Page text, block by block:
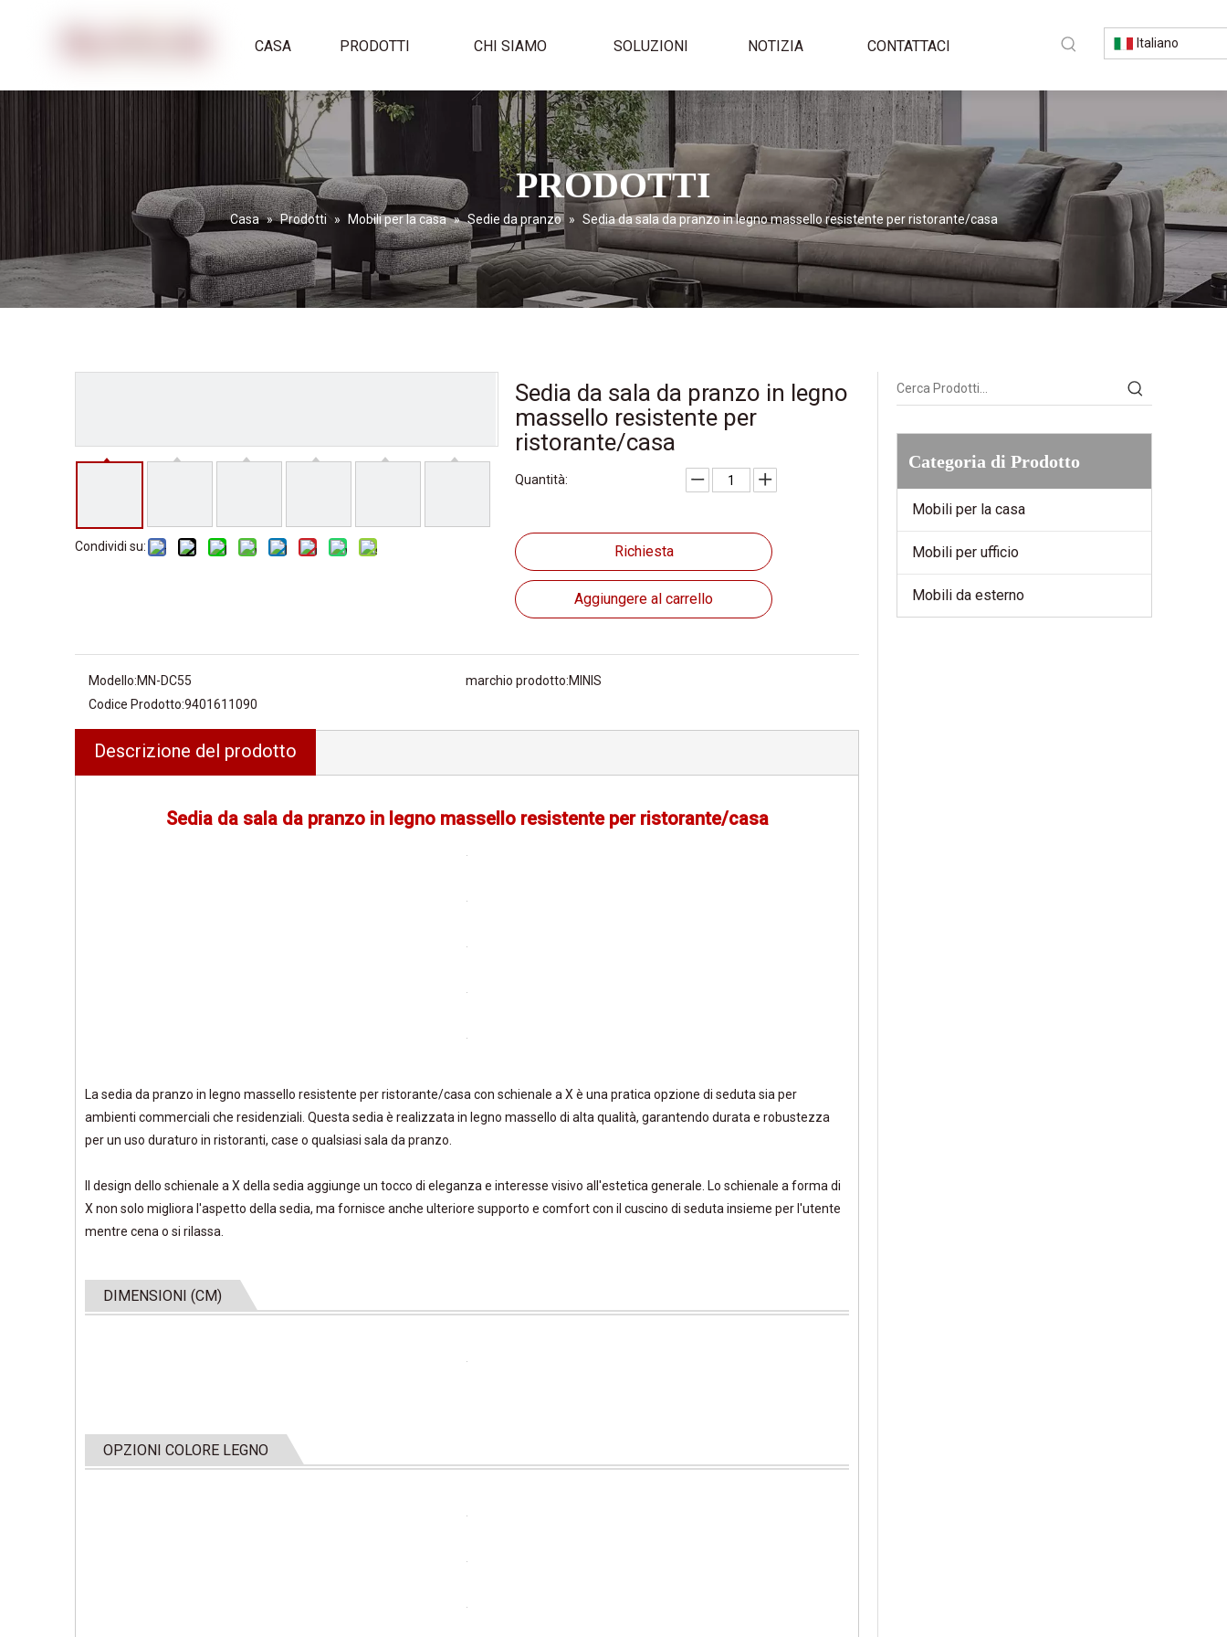
CASA PRODOTTI CHI SIAMO SOLUZIONI NOTIZIA CONTATTACI Italiano
PRODOTTI
Casa » Prodotti » Mobili per la casa » Sedie da pranzo » Sedia da sala da pranzo in legno massello resistente per ristorante/casa
Condividi su:
Sedia da sala da pranzo in legno
massello resistente per
ristorante/casa
Quantità:
Richiesta
Aggiungere al carrello
Modello:MN-DC55 marchio prodotto:MINIS
Codice Prodotto:9401611090
Descrizione del prodotto
Sedia da sala da pranzo in legno massello resistente per ristorante/casa
La sedia da pranzo in legno massello resistente per ristorante/casa con schienale a X è una pratica opzione di seduta sia per
ambienti commerciali che residenziali. Questa sedia è realizzata in legno massello di alta qualità, garantendo durata e robustezza
per un uso duraturo in ristoranti, case o qualsiasi sala da pranzo.
Il design dello schienale a X della sedia aggiunge un tocco di eleganza e interesse visivo all'estetica generale. Lo schienale a forma di
X non solo migliora l'aspetto della sedia, ma fornisce anche ulteriore supporto e comfort con il cuscino di seduta insieme per l'utente
mentre cena o si rilassa.
DIMENSIONI (CM)
OPZIONI COLORE LEGNO
Categoria di Prodotto
Mobili per la casa
Mobili per ufficio
Mobili da esterno